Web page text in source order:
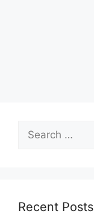
Search
for:
Recent Posts